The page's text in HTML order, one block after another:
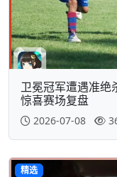
卫冕冠军遭遇准绝
惊喜赛场复盘
2026-07-08
精选